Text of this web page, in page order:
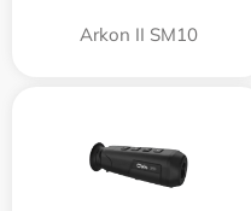
Arkon II SM10